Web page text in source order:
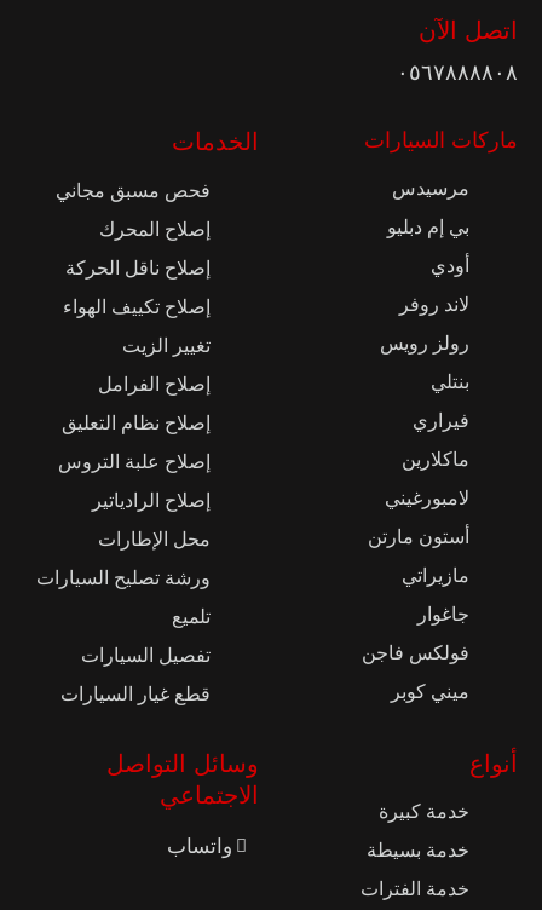
اتصل الآن
٠٥٦٧٨٨٨٨٠٨
ماركات السيارات
مرسيدس
بي إم دبليو
أودي
لاند روفر
رولز رويس
بنتلي
فيراري
ماكلارين
لامبورغيني
أستون مارتن
مازيراتي
جاغوار
فولكس فاجن
ميني كوبر
الخدمات
فحص مسبق مجاني
إصلاح المحرك
إصلاح ناقل الحركة
إصلاح تكييف الهواء
تغيير الزيت
إصلاح الفرامل
إصلاح نظام التعليق
إصلاح علبة التروس
إصلاح الرادياتير
محل الإطارات
ورشة تصليح السيارات
تلميع
تفصيل السيارات
قطع غيار السيارات
أنواع
خدمة كبيرة
خدمة بسيطة
خدمة الفترات
وسائل التواصل
الاجتماعي
واتساب